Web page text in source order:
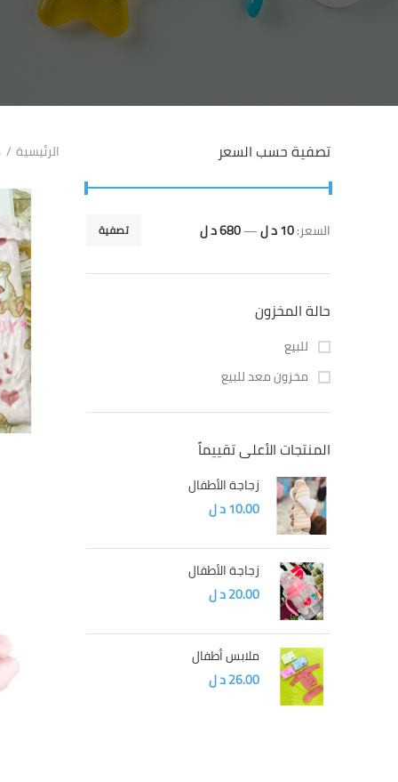
تصفية حسب السعر
تصفية السعر:10 د ل —680 د ل
حالة المخزون
للبيع
مخزون معد للبيع
المنتجات الأعلى تقييماً
زجاجة الأطفال
10.00د ل
زجاجة الأطفال
20.00د ل
ملابس أطفال
26.00د ل
الرئيسية